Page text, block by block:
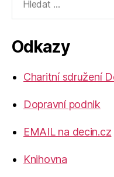
vyhledávání:
Odkazy
Charitní sdružení
Dopravní podnik
EMAIL na decin.cz
Knihovna